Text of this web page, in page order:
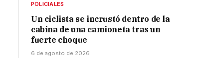
POLICIALES
Un ciclista se incrustó dentro de la
cabina de una camioneta tras un
fuerte choque
6 de agosto de 2026